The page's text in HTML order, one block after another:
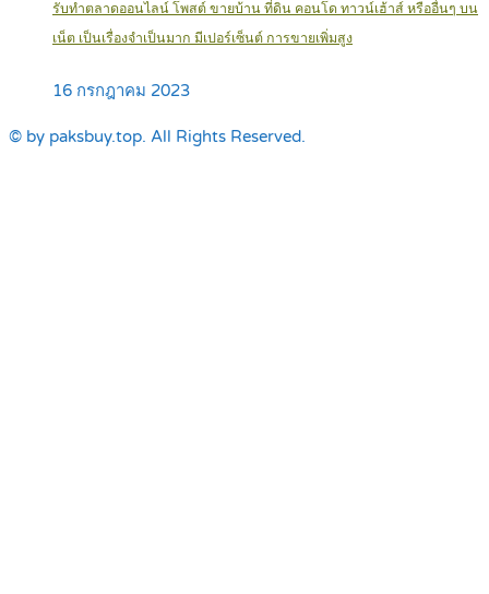
รับทำตลาดออนไลน์ โพสต์ ขายบ้าน ที่ดิน คอนโด ทาวน์เฮ้าส์ หรืออื่นๆ บน
เน็ต เป็นเรื่องจำเป็นมาก มีเปอร์เซ็นต์ การขายเพิ่มสูง
16 กรกฎาคม 2023
© by paksbuy.top. All Rights Reserved.